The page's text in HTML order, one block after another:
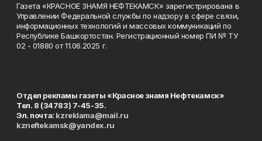
Газета «КРАСНОЕ ЗНАМЯ НЕФТЕКАМСК» зарегистрирована в
Управлении Федеральной службы по надзору в сфере связи,
информационных технологий и массовых коммуникаций по
Республике Башкортостан. Регистрационный номер ПИ № ТУ
02 - 01880 от 11.06.2025 г.
Отдел рекламы газеты «Красное знамя Нефтекамск»
Тел. 8 (34783) 7-45-35.
Эл. почта: kzreklama@mail.ru
kzneftekamsk@yandex.ru